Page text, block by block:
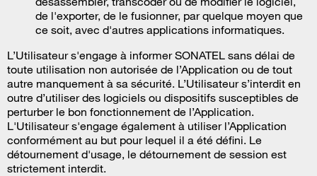
de l'exporter, de le fusionner, par quelque moyen que
ce soit, avec d'autres applications informatiques.
L’Utilisateur s'engage à informer SONATEL sans délai de
toute utilisation non autorisée de l’Application ou de tout
autre manquement à sa sécurité. L’Utilisateur s’interdit en
outre d’utiliser des logiciels ou dispositifs susceptibles de
perturber le bon fonctionnement de l’Application.
L'Utilisateur s'engage également à utiliser l’Application
conformément au but pour lequel il a été défini. Le
détournement d'usage, le détournement de session est
strictement interdit.